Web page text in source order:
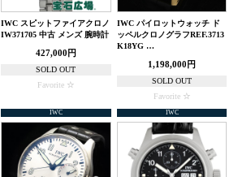
IWC スピットファイアクロノ
IW371705 中古 メンズ 腕時計
427,000円
SOLD OUT
Favorite
IWC パイロットウォッチ ド
ッペルクロノグラフREF.3713
K18YG …
1,198,000円
SOLD OUT
Favorite
IWC IWC